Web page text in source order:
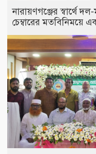
নারায়ণগঞ্জের স্বার্থে
চেম্বারের মতবিনিময়ে